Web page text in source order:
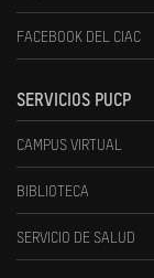
FACEBOOK DEL CIAC
SERVICIOS PUCP
CAMPUS VIRTUAL
BIBLIOTECA
SERVICIO DE SALUD